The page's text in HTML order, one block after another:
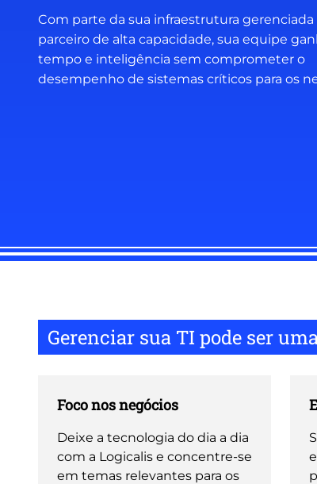
Com parte da sua infraestrutura
parceiro de alta capacidade, sua equipe
tempo e inteligência sem comprometer o
desempenho de sistemas críticos para os
Gerenciar sua TI pode ser
Foco nos negócios
Deixe a tecnologia do dia a dia
com a Logicalis e concentre-se
em temas relevantes para os